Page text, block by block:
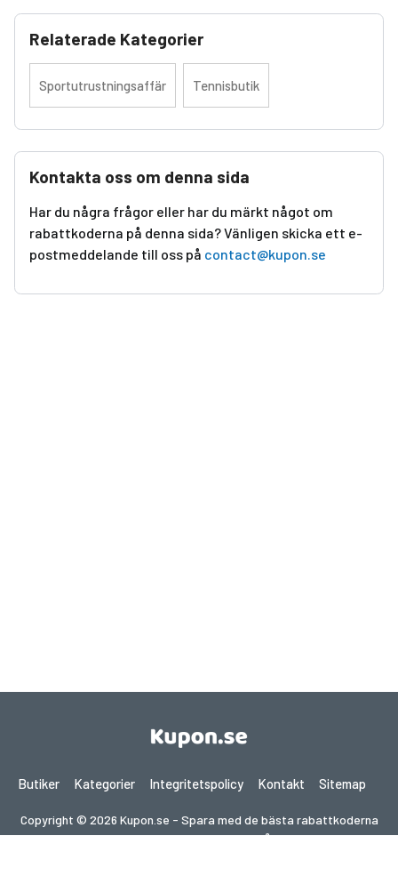
Relaterade Kategorier
Sportutrustningsaffär Tennisbutik
Kontakta oss om denna sida
Har du några frågor eller har du märkt något om
rabattkoderna på denna sida? Vänligen skicka ett e-
postmeddelande till oss på contact@kupon.se
Butiker Kategorier Integritetspolicy Kontakt Sitemap
Copyright © 2026 Kupon.se - Spara med de bästa rabattkoderna
2026. Alla rättigheter förbehållna.